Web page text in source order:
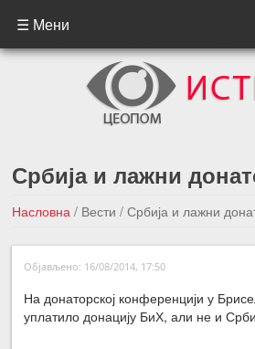
☰ Мени
Србија и лажни
Насловна / Вести/ Србија и лажни
←Претходна
Објављено: 16/08/2014, 17:50
На донаторској конференцији у
уплатило донацију БиХ, али не и